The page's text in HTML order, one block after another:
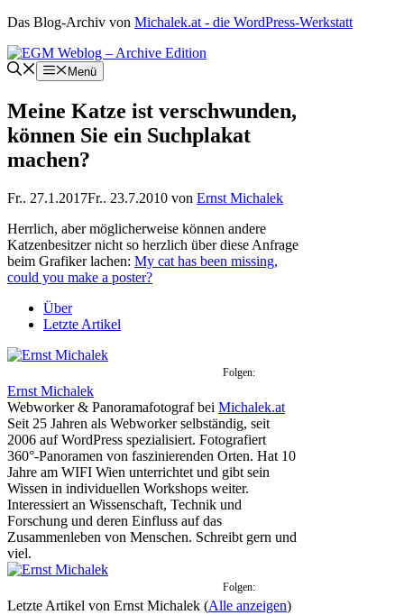
Zum
springen
Das Blog-Archiv von Michalek.at - die WordPress-Werkstatt
Menü
Meine Katze ist verschwunden,
können Sie ein Suchplakat
machen?
Fr.. 27.1.2017Fr.. 23.7.2010 von Ernst Michalek
Herrlich, aber möglicherweise können andere
Katzenbesitzer nicht so herzlich über diese Anfrage
beim Grafiker lachen: My cat has been missing,
could you make a poster?
Über
Letzte Artikel
Folgen:
Ernst Michalek
Webworker & Panoramafotografbei Michalek.at
Seit 25 Jahren als Webworker selbständig, seit
2006 auf WordPress spezialisiert. Fotografiert
360°-Panoramen von faszinierenden Orten. Hat 10
Jahre am WIFI Wien unterrichtet und gibt sein
Wissen in individuellen Workshops weiter.
Interessiert an Wissenschaft, Technik und
Forschung und deren Einfluss auf das
Zusammenleben von Menschen. Schreibt gern und
viel.
Folgen:
Letzte Artikel von Ernst Michalek (Alle anzeigen)